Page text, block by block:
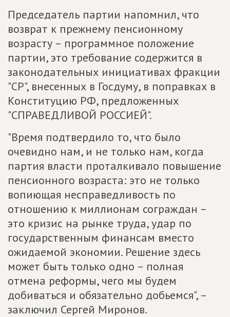
Председатель партии напомнил, что
возврат к прежнему пенсионному
возрасту – программное положение
партии, это требование содержится в
законодательных инициативах фракции
"СР", внесенных в Госдуму, в поправках в
Конституцию РФ, предложенных
"СПРАВЕДЛИВОЙ РОССИЕЙ".
"Время подтвердило то, что было
очевидно нам, и не только нам, когда
партия власти проталкивало повышение
пенсионного возраста: это не только
вопиющая несправедливость по
отношению к миллионам сограждан –
это кризис на рынке труда, удар по
государственным финансам вместо
ожидаемой экономии. Решение здесь
может быть только одно – полная
отмена реформы, чего мы будем
добиваться и обязательно добьемся", –
заключил Сергей Миронов.